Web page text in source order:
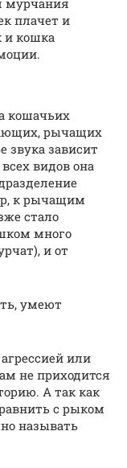
плачет и
и кошка
кошачьих
рычащих
звука зависит
видов она
к рычащим
стало
много
и от
умеют
или
не приходится
А так как
с рыком
называть